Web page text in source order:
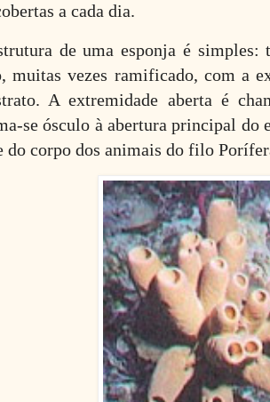
a cada dia.
de uma esponja é
muitas vezes ramificado, com a
A extremidade aberta é
se ósculo à abertura principal do
do corpo dos animais do filo